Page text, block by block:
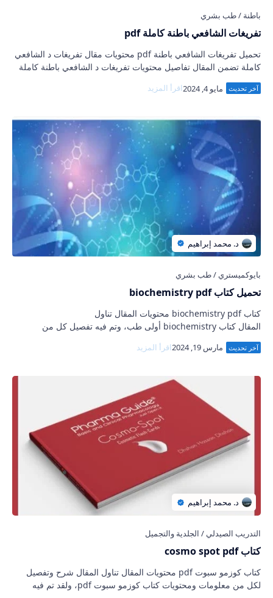
تفريغات الشافعي باطنة كاملة pdf
تحميل تفريغات الشافعي باطنة pdf محتويات مقال تفريغات د الشافعي
كاملة تضمن المقال تفاصيل محتويات تفريغات د الشافعي باطنة كاملة
واتباعها بروابط التحميل…
تحميل كتاب biochemistry pdf
كتاب biochemistry pdf محتويات المقال تناول
المقال كتاب biochemistry أولى طب، وتم فيه تفصيل كل من
كتاب cosmo spot pdf
كتاب كوزمو سبوت pdf محتويات المقال تناول المقال شرح وتفصيل
لكل من معلومات ومحتويات كتاب كوزمو سبوت pdf، ولقد تم فيه